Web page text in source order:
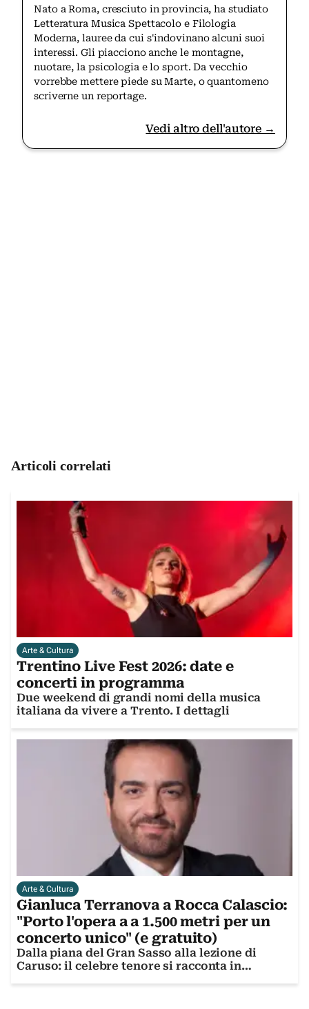
Nato a Roma, cresciuto in provincia, ha studiato
Letteratura Musica Spettacolo e Filologia
Moderna, lauree da cui s'indovinano alcuni suoi
interessi. Gli piacciono anche le montagne,
nuotare, la psicologia e lo sport. Da vecchio
vorrebbe mettere piede su Marte, o quantomeno
scriverne un reportage.
Vedi altro dell'autore →
Articoli correlati
Arte & Cultura
Trentino Live Fest 2026: date e
concerti in programma
Due weekend di grandi nomi della musica
italiana da vivere a Trento. I dettagli
Arte & Cultura
Gianluca Terranova a Rocca Calascio:
"Porto l'opera a a 1.500 metri per un
concerto unico" (e gratuito)
Dalla piana del Gran Sasso alla lezione di
Caruso: il celebre tenore si racconta in